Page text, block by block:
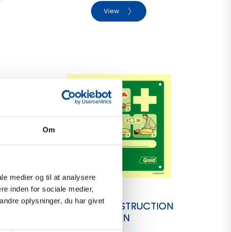
Om
medier og til at analysere
inden for sociale medier,
oplysninger, du har givet
View
FIRST AID INSTRUCTION
SIGN